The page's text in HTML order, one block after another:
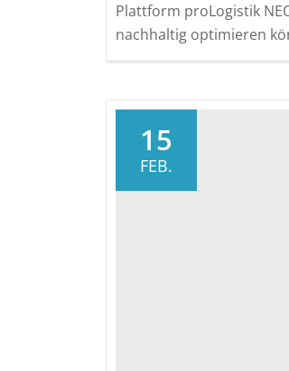
Plattform proLogistik
nachhaltig optimieren
15
FEB.